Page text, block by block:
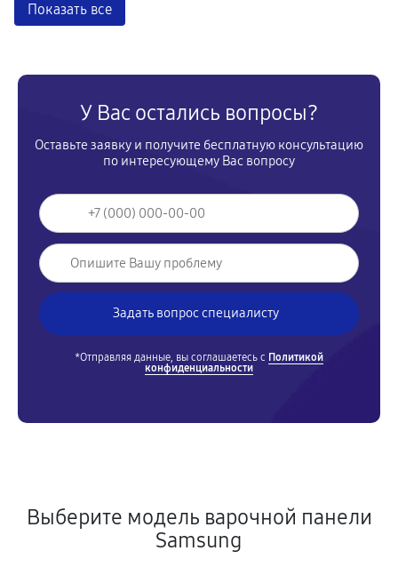
Показать все
У Вас остались вопросы?
Оставьте заявку и получите бесплатную консультацию
по интересующему Вас вопросу
*Отправляя данные, вы соглашаетесь с Политикой
конфиденциальности
Выберите модель варочной панели
Samsung